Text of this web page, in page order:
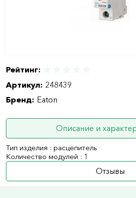
Рейтинг:
Артикул: 248439
Бренд: Eaton
Описание и
Тип изделия : расцепитель
Количество модулей : 1
Отзывы